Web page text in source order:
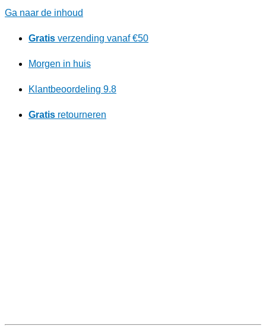
Ga naar de inhoud
Gratisverzending vanaf €50
Morgen in huis
Klantbeoordeling 9.8
Gratisretourneren